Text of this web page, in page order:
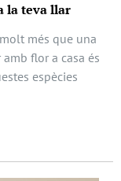
la teva llar
més que una
flor a casa és
espècies